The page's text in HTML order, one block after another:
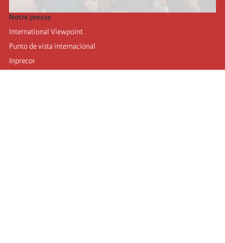
Notre presse
International Viewpoint
Punto de vista internacional
Inprecor